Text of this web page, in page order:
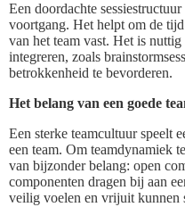
Een doordachte
voortgang. Het helpt om de
van het team vast. Het is
integreren, zoals
betrokkenheid te bevorderen.
Het belang van een goede
Een sterke teamcultuur speelt
een team. Om teamdynamiek
van bijzonder belang: open
componenten dragen bij aan
veilig voelen en vrijuit kunnen